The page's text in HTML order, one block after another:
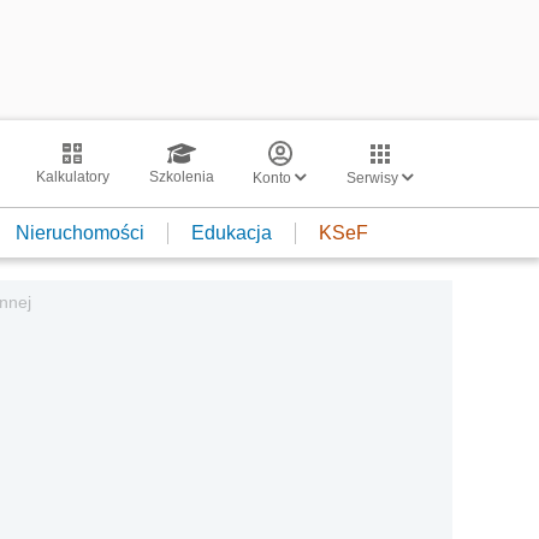
Kalkulatory Szkolenia Konto Serwisy
Nieruchomości Edukacja KSeF